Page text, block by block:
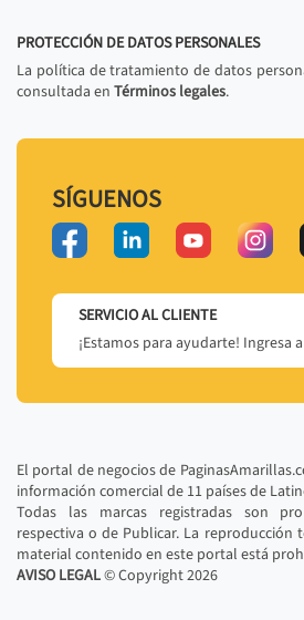
PROTECCIÓN DE DATOS PERSONALES
La política de tratamiento de datos
consultada en Términos legales.
SÍGUENOS
SERVICIO AL CLIENTE
¡Estamos para ayudarte! Ingresa a
El portal de negocios de
información comercial de 11 países de
Todas las marcas registradas son
respectiva o de Publicar. La
material contenido en este portal está
AVISO LEGAL© Copyright2026